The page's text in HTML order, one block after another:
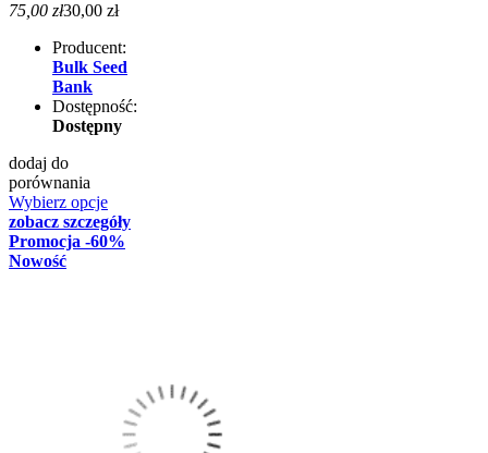
75,00 zł30,00 zł
Producent:
Bulk Seed
Bank
Dostępność:
Dostępny
dodaj do
porównania
Wybierz opcje
zobacz szczegóły
Promocja -60%
Nowość